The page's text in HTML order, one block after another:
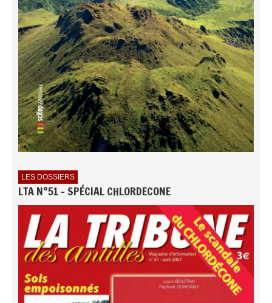
LES DOSSIERS
LTA N°51 - SPÉCIAL CHLORDECONE